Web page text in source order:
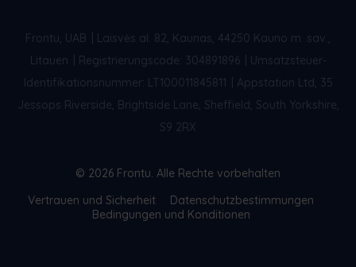
Frontu, UAB
Laisvės al. 82, Kaunas, 44250 Kauno m. sav.,
Litauen
Registrierungscode: 304891896
Umsatzsteuer-
Identifikationsnummer: LT100011845811
Appstation Ltd, 35
Jessops Riverside, Brightside Lane, Sheffield, South Yorkshire,
S9 2RX
© 2026 Frontu. Alle Rechte vorbehalten
Vertrauen und Sicherheit
Datenschutzbestimmungen
Bedingungen und Konditionen